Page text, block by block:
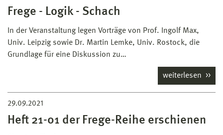
Frege - Logik - Schach
In der Veranstaltung legen Vorträge von Prof. Ingolf Max,
Univ. Leipzig sowie Dr. Martin Lemke, Univ. Rostock, die
Grundlage für eine Diskussion zu…
weiterlesen
29.09.2021
Heft 21-01 der Frege-Reihe erschienen